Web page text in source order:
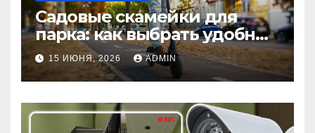
Садовые скамейки для
парка: как выбрать удобные
и долговечные модели
Madmetal.ru
15 ИЮНЯ, 2026 ADMIN